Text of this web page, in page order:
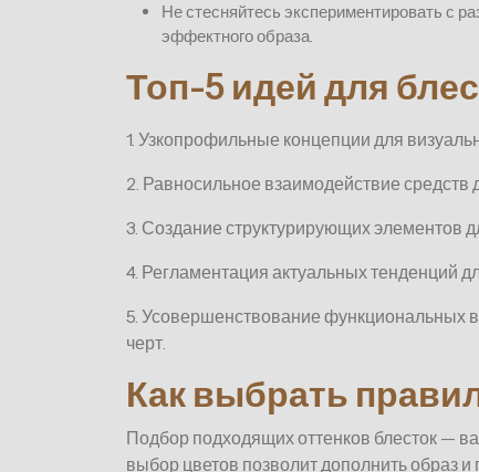
Не стесняйтесь экспериментировать с
эффектного образа.
Топ-5 идей для
1. Узкопрофильные концепции для
2. Равносильное взаимодействие средств
3. Создание структурирующих
4. Регламентация актуальных тенденций
5. Усовершенствование функциональных
черт.
Как выбрать
Подбор подходящих оттенков блесток —
выбор цветов позволит дополнить образ